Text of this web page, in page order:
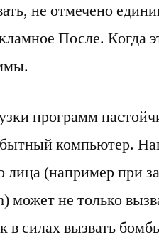
не отмечено
После. Когда
программ
компьютер.
лица (например при
может не только
в силах вызвать